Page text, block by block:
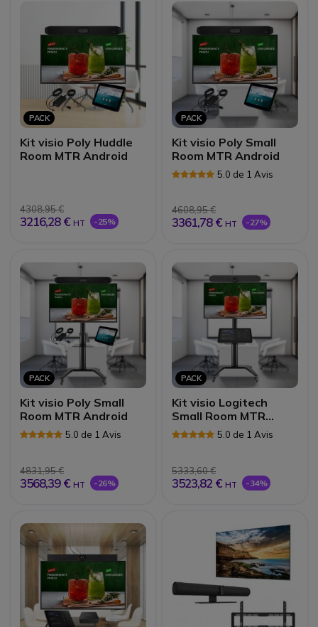
PACK
Kit visio Poly Huddle
Room MTR Android
4308,95 €
3216,28 € HT -25%
PACK
Kit visio Poly Small
Room MTR Android
5.0 de 1 Avis
4608,95 €
3361,78 € HT -27%
PACK
Kit visio Poly Small
Room MTR Android
5.0 de 1 Avis
4831,95 €
3568,39 € HT -26%
PACK
Kit visio Logitech
Small Room MTR
Android 5.0 de 1 Avis
5333,60 €
3523,82 € HT -34%